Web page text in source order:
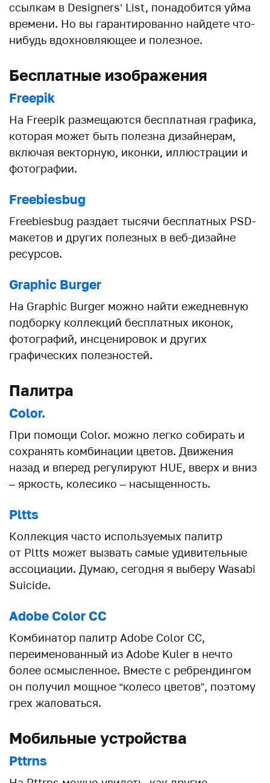
ссылкам в Designers’ List, понадобится уйма
времени. Но вы гарантированно найдете что-
нибудь вдохновляющее и полезное.
Бесплатные изображения
Freepik
На Freepik размещаются бесплатная графика,
которая может быть полезна дизайнерам,
включая векторную, иконки, иллюстрации и
фотографии.
Freebiesbug
Freebiesbug раздает тысячи бесплатных PSD-
макетов и других полезных в веб-дизайне
ресурсов.
Graphic Burger
На Graphic Burger можно найти ежедневную
подборку коллекций бесплатных иконок,
фотографий, инсценировок и других
графических полезностей.
Палитра
Color.
При помощи Color. можно легко собирать и
сохранять комбинации цветов. Движения
назад и вперед регулируют HUE, вверх и вниз
– яркость, колесико – насыщенность.
Pltts
Коллекция часто используемых палитр
от Pltts может вызвать самые удивительные
ассоциации. Думаю, сегодня я выберу Wasabi
Suicide.
Adobe Color CC
Комбинатор палитр Adobe Color CC,
переименованный из Adobe Kuler в нечто
более осмысленное. Вместе с ребрендингом
он получил мощное “колесо цветов”, поэтому
грех жаловаться.
Мобильные устройства
Pttrns